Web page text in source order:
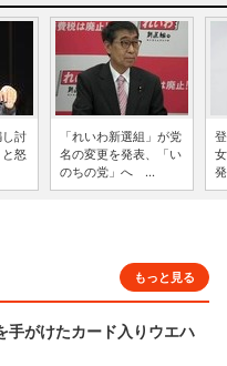
討
怒
「れいわ新選組」が党
名の変更を発表、「い
のちの党」へ ...
もっと見る
手がけたカード入りウエハ